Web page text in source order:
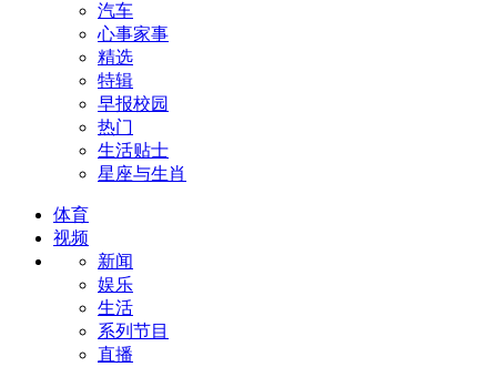
汽车
心事家事
精选
特辑
早报校园
热门
生活贴士
星座与生肖
体育
视频
新闻
娱乐
生活
系列节目
直播